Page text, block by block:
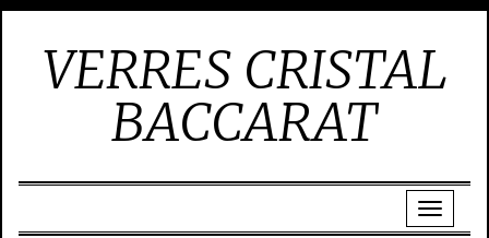
VERRES CRISTAL
BACCARAT